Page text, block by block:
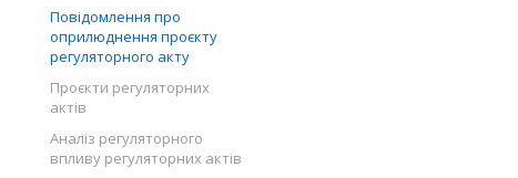
Повідомлення про
оприлюднення проєкту
регуляторного акту
Проєкти регуляторних
актів
Аналіз регуляторного
впливу регуляторних актів